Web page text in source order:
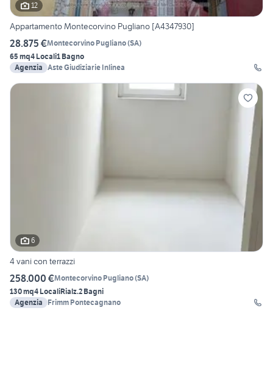
12
Appartamento Montecorvino Pugliano [A4347930]
28.875 €Montecorvino Pugliano(SA)
65 mq4 Locali1 Bagno
Agenzia Aste Giudiziarie Inlinea
6
4 vani con terrazzi
258.000 €Montecorvino Pugliano(SA)
130 mq4 LocaliRialz.2 Bagni
Agenzia
Frimm Pontecagnano